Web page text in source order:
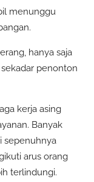
menunggu
hanya saja
penonton
kerja asing
Banyak
sepenuhnya
arus orang
terlindungi.